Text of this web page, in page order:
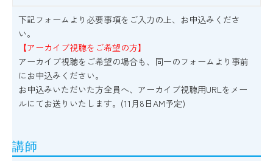
下記フォームより必要事項をご入力の上、お申込みくださ
い。
【アーカイブ視聴をご希望の方】
アーカイブ視聴をご希望の場合も、同一のフォームより事前
にお申込みください。
お申込みいただいた方全員へ、アーカイブ視聴用URLをメー
ルにてお送りいたします。(11月8日AM予定)
講師